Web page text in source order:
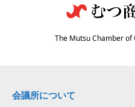
The Mutsu Chamber
会議所について